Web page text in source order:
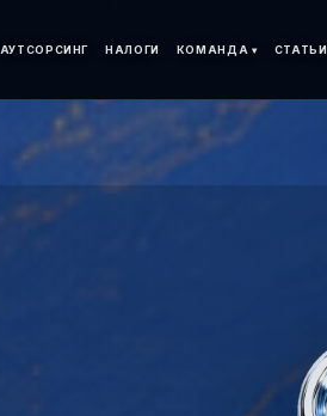
АУТСОРСИНГ НАЛОГИ КОМАНДА СТАТЬИ